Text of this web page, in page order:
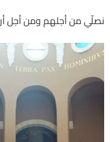
نصلّي من أجلهم ومن أجل